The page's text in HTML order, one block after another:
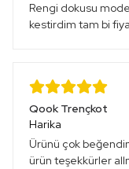
Rengi dokusu
kestirdim tam bi
Qook Trençkot
Harika
Ürünü çok
ürün teşekkürler